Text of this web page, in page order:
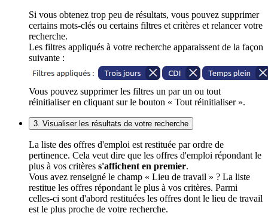
Si vous obtenez trop peu de résultats, vous pouvez supprimer
certains mots-clés ou certains filtres et critères et relancer votre
recherche.
Les filtres appliqués à votre recherche apparaissent de la façon
suivante :
Vous pouvez supprimer les filtres un par un ou tout
réinitialiser en cliquant sur le bouton « Tout réinitialiser ».
3. Visualiser les résultats de votre recherche
La liste des offres d'emploi est restituée par ordre de
pertinence. Cela veut dire que les offres d'emploi répondant le
plus à vos critères s'affichent en premier.
Vous avez renseigné le champ « Lieu de travail » ? La liste
restitue les offres répondant le plus à vos critères. Parmi
celles-ci sont d'abord restituées les offres dont le lieu de travail
est le plus proche de votre recherche.